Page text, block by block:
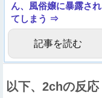
ん、風俗嬢に暴露され
てしまう ⇒
記事を読む
以下、2chの反応